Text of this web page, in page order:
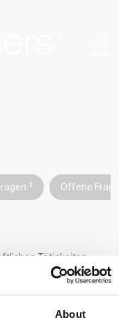
About
1 Offene
Tätigkeiten
und der Konformität
wirtschaftliche